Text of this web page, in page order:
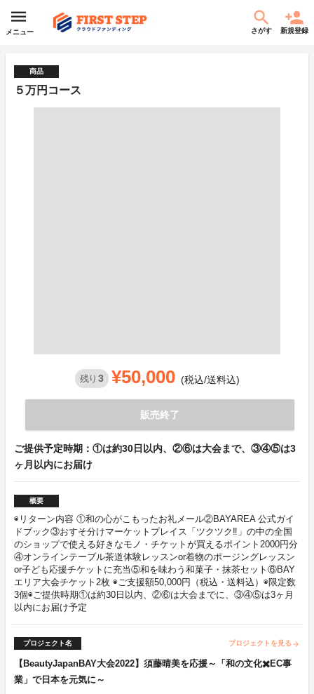
メニュー さがす 新規登録
商品
５万円コース
残り 3 ¥50,000 (税込/送料込)
販売終了
ご提供予定時期：①は約30日以内、②⑥は大会まで、③④⑤は3
ヶ月以内にお届け
概要
◉リターン内容 ①和の心がこもったお礼メール②BAYAREA 公式ガイ
ドブック③おすそ分けマーケットプレイス「ツクツク‼」の中の全国
のショップで使える好きなモノ・チケットが買えるポイント2000円分
④オンラインテーブル茶道体験レッスンor着物のポージングレッスン
or子ども応援チケットに充当⑤和を味わう和菓子・抹茶セット⑥BAY
エリア大会チケット2枚 ◉ご支援額50,000円（税込・送料込）◉限定数
3個◉ご提供時期①は約30日以内、②⑥は大会までに、③④⑤は3ヶ月
以内にお届け予定
プロジェクト名 プロジェクトを見る arrow_forward
【BeautyJapanBAY大会2022】須藤晴美を応援～「和の文化✖️EC事
業」で日本を元気に～